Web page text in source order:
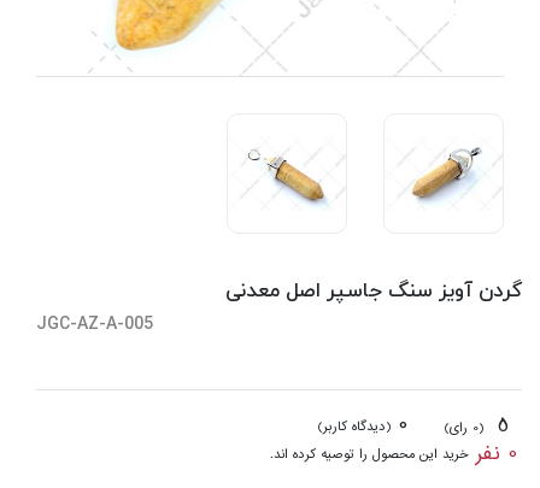
گردن آویز سنگ جاسپر اصل معدنی
JGC-AZ-A-005
(0 رای) 0 (دیدگاه کاربر)
0 نفر خرید این محصول را توصیه کرده اند.